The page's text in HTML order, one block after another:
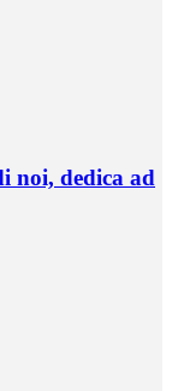
noi, dedica ad